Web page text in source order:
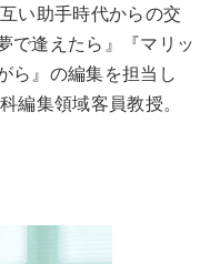
い助手時代からの交
で逢えたら』『マリッ
ら』の編集を担当し
編集領域客員教授。